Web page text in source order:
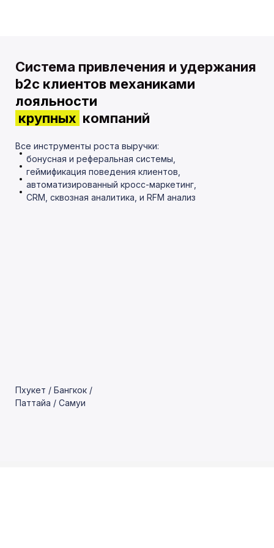
Система привлечения и удержания
b2c клиентов механиками
лояльности
крупных компаний
Все инструменты роста выручки:
бонусная и реферальная системы,
геймификация поведения клиентов,
автоматизированный кросс-маркетинг,
CRM, сквозная аналитика, и RFM анализ
Пхукет / Бангкок /
Паттайа / Самуи